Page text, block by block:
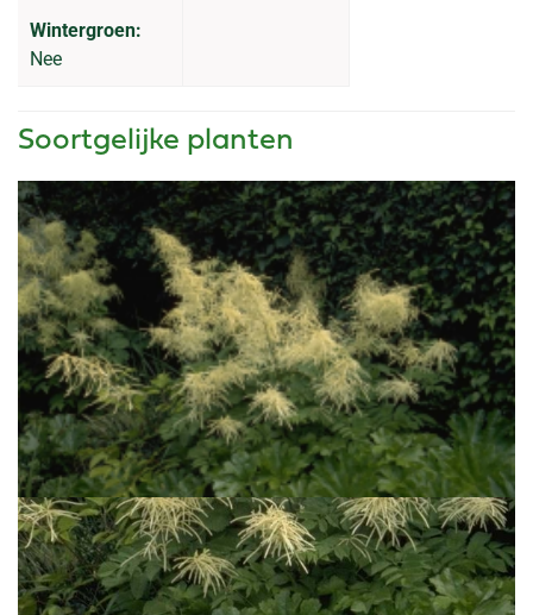
Wintergroen:
Nee
Soortgelijke planten